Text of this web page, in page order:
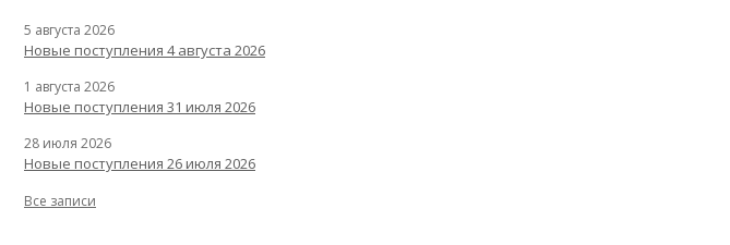
5 августа 2026
Новые поступления 4 августа 2026
1 августа 2026
Новые поступления 31 июля 2026
28 июля 2026
Новые поступления 26 июля 2026
Все записи